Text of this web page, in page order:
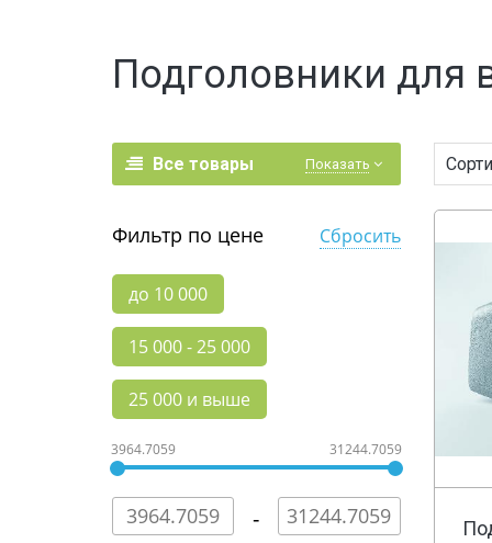
Подголовники для
Все товары Показать
Фильтр по цене Сбросить
до 10 000
15 000 - 25 000
25 000 и выше
3964.7059 31244.7059